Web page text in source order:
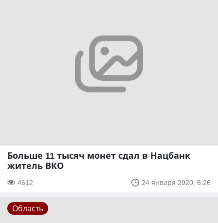
Больше 11 тысяч монет сдал в Нацбанк
житель ВКО
4612 24 января 2020, 8:26
Область